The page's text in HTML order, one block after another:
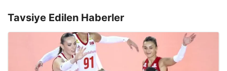
Tavsiye Edilen Haberler